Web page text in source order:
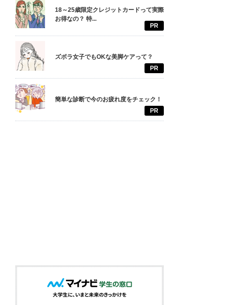
18～25歳限定クレジットカードって実際
お得なの？ 特...
PR
ズボラ女子でもOKな美脚ケアって？
PR
簡単な診断で今のお疲れ度をチェック！
PR